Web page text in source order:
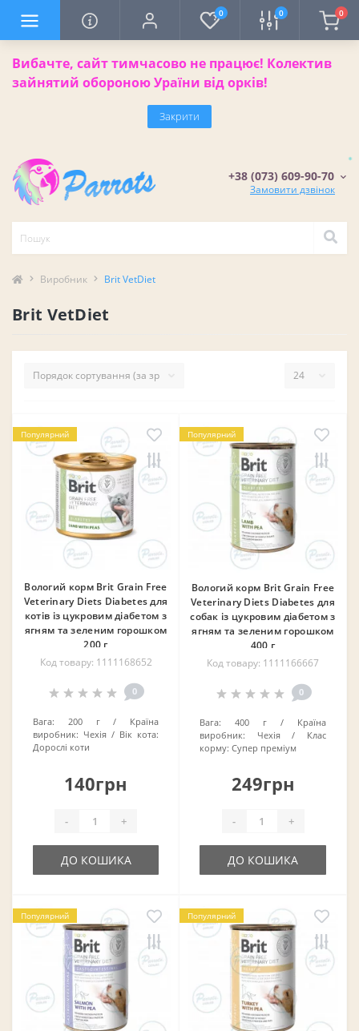
Вибачте, сайт тимчасово не працює! Колектив
зайнятий обороною Ураїни від орків!
Закрити
0 0 0
+38 (073) 609-90-70
Замовити дзвінок
Виробник Brit VetDiet
Brit VetDiet
Популярний
Вологий корм Brit Grain Free
Veterinary Diets Diabetes для
котів із цукровим діабетом з
ягням та зеленим горошком
200 г
Код товару: 1111168652
0
Вага: 200 г
Країна
виробник: Чехія
Вік кота:
Дорослі коти
140грн
- +
ДО КОШИКА
Популярний
Вологий корм Brit Grain Free
Veterinary Diets Diabetes для
собак із цукровим діабетом з
ягням та зеленим горошком
400 г
Код товару: 1111166667
0
Вага: 400 г
Країна
виробник:
Чехія
Клас
корму: Супер преміум
249грн
- +
ДО КОШИКА
Популярний Популярний